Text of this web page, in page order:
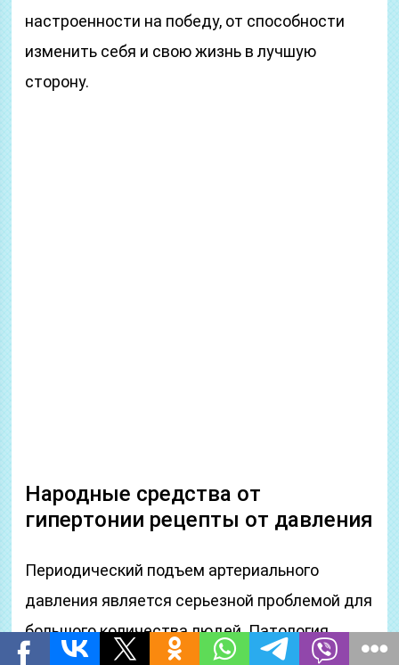
настроенности на победу, от способности
изменить себя и свою жизнь в лучшую
сторону.
Народные средства от
гипертонии рецепты от давления
Периодический подъем артериального
давления является серьезной проблемой для
большого количества людей. Патология
вызывает не только ухудшение общего